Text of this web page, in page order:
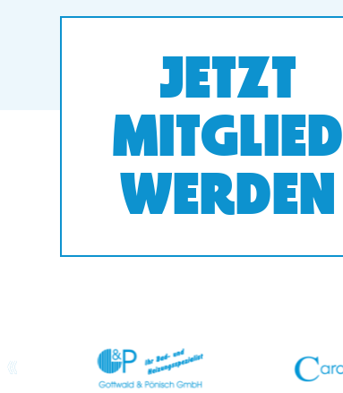
JETZT
MITGLIED
WERDEN
prev